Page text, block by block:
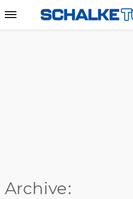
Archive